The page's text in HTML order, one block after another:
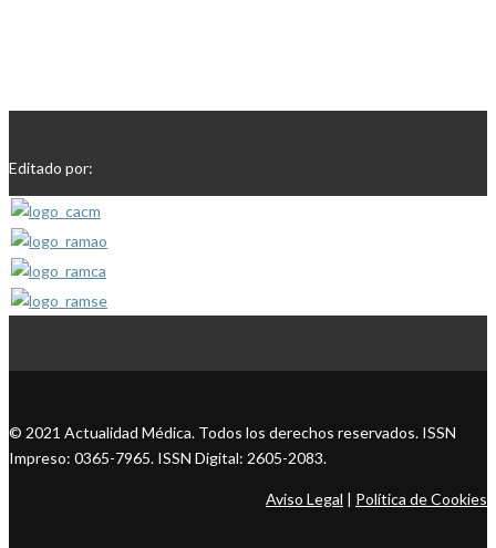
Editado por:
© 2021 Actualidad Médica. Todos los derechos reservados. ISSN
Impreso: 0365-7965. ISSN Digital: 2605-2083.
Aviso Legal | Política de Cookies